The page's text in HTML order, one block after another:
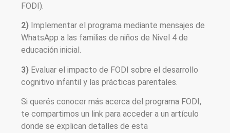
FODI).
2) Implementar el programa mediante mensajes de
WhatsApp a las familias de niños de Nivel 4 de
educación inicial.
3) Evaluar el impacto de FODIsobre el desarrollo
cognitivo infantil y las prácticas parentales.
Si querés conocer más acerca del programa FODI,
te compartimos un link para acceder a un artículo
donde se explican detalles de esta